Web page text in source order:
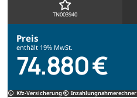
TN003940
Preis
enthält 19% MwSt.
74.880 €
Kfz-Versicherung Inzahlungnahmerechner